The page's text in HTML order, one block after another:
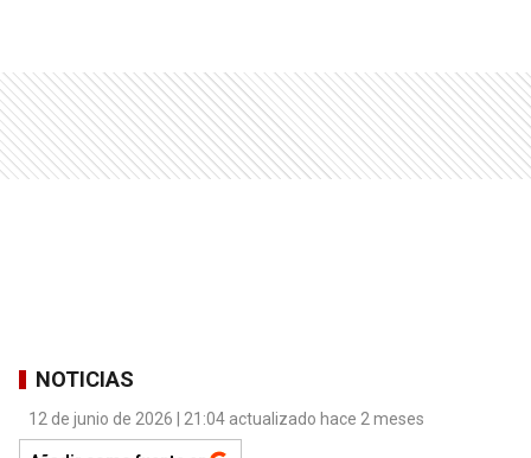
NOTICIAS
12 de junio de 2026 | 21:04 actualizado hace 2 meses